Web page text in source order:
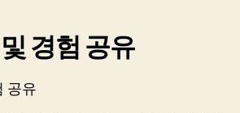
경험 공유
공유